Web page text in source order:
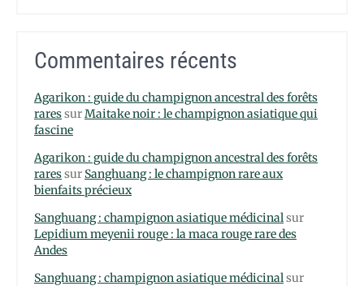
Commentaires récents
Agarikon : guide du champignon ancestral des forêts
raressurMaitake noir : le champignon asiatique qui
fascine
Agarikon : guide du champignon ancestral des forêts
raressur Sanghuang : le champignon rare aux
bienfaits précieux
Sanghuang : champignon asiatique médicinalsur
Lepidium meyenii rouge : la maca rouge rare des
Andes
Sanghuang : champignon asiatique médicinalsur